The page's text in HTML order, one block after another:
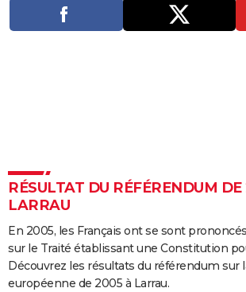
Destinations
Voyage nature
Voyage de noces
Dictionnaire
Biographies
Citations
Expressions
Proverbes
PROGRAMME TV
COPAINS D'AVANT
S'inscrire
Se connecter
Lycées
Collèges
Primaires
Universités
Entreprises
Service militaire
Avis de recherche
AVIS DE DÉCÈS
FORUM
RÉSULTAT DU RÉFÉRENDUM
LARRAU
En 2005, les Français ont se sont
sur le Traité établissant une Constitution
Découvrez les résultats du référendum sur
européenne de 2005 à Larrau.